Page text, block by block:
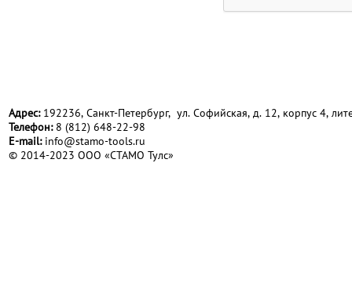
Адрес:192236, Санкт-Петербург, ул. Софийская, д. 12, корпус 4,
Телефон:8 (812) 648-22-98
Е-mail: info@stamo-tools.ru
© 2014-2023 ООО «СТАМО Тулс»